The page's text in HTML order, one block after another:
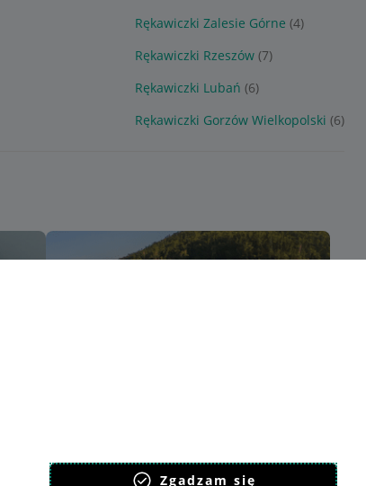
Zgadzam się
Rękawiczki Zalesie Górne (4)
Rękawiczki Rzeszów (7)
Rękawiczki Lubań (6)
Rękawiczki Gorzów Wielkopolski (6)